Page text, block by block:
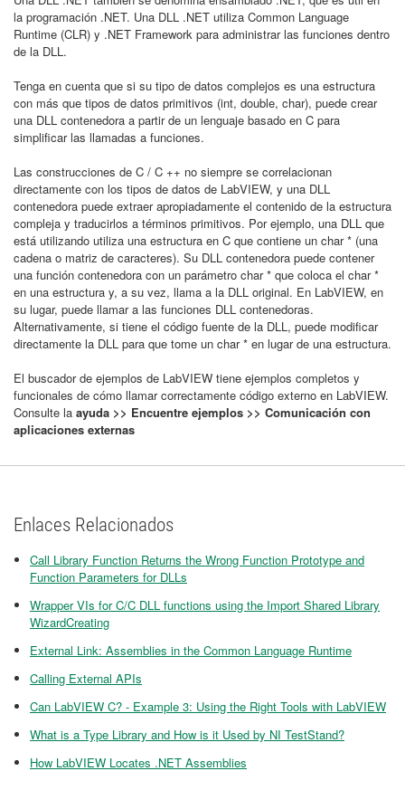
la programación .NET. Una DLL .NET utiliza Common Language
Runtime (CLR) y .NET Framework para administrar las funciones dentro
de la DLL.
Tenga en cuenta que si su tipo de datos complejos es una estructura
con más que tipos de datos primitivos (int, double, char), puede crear
una DLL contenedora a partir de un lenguaje basado en C para
simplificar las llamadas a funciones.
Las construcciones de C / C ++ no siempre se correlacionan
directamente con los tipos de datos de LabVIEW, y una DLL
contenedora puede extraer apropiadamente el contenido de la estructura
compleja y traducirlos a términos primitivos. Por ejemplo, una DLL que
está utilizando utiliza una estructura en C que contiene un char * (una
cadena o matriz de caracteres). Su DLL contenedora puede contener
una función contenedora con un parámetro char * que coloca el char *
en una estructura y, a su vez, llama a la DLL original. En LabVIEW, en
su lugar, puede llamar a las funciones DLL contenedoras.
Alternativamente, si tiene el código fuente de la DLL, puede modificar
directamente la DLL para que tome un char * en lugar de una estructura.
El buscador de ejemplos de LabVIEW tiene ejemplos completos y
funcionales de cómo llamar correctamente código externo en LabVIEW.
Consulte la ayuda >> Encuentre ejemplos >> Comunicación con
aplicaciones externas
Enlaces Relacionados
Call Library Function Returns the Wrong Function Prototype and
Function Parameters for DLLs
Wrapper VIs for C/C DLL functions using the Import Shared Library
WizardCreating
External Link: Assemblies in the Common Language Runtime
Calling External APIs
Can LabVIEW C? - Example 3: Using the Right Tools with LabVIEW​
What is a Type Library and How is it Used by NI TestStand?
How LabVIEW Locates .NET Assemblies